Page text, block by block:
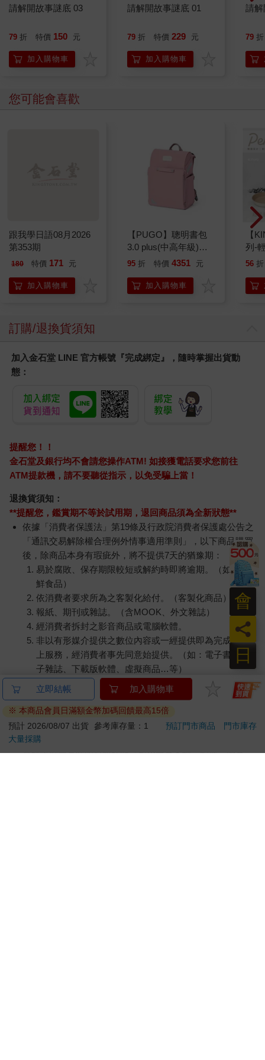
請解開故事謎底 03
79 折 特價 150 元
加入購物車
請解開故事謎底 01
79 折 特價 229 元
加入購物車
請解
79 折
您可能會喜歡
跟我學日語08月2026
第353期
180 特價 171 元
加入購物車
【PUGO】聰明書包
3.0 plus(中高年級)藕
粉 全新進化玩美上市
95 折 特價 4351 元
加入購物車
【
列-
平
56 折
訂購/退換貨須知
加入金石堂 LINE 官方帳號『完成綁定』，隨時掌握出貨動
態：
提醒您！！
金石堂及銀行均不會請您操作ATM! 如接獲電話要求您前往
ATM提款機，請不要聽從指示，以免受騙上當！
退換貨須知：
**提醒您，鑑賞期不等於試用期，退回商品須為全新狀態**
依據「消費者保護法」第19條及行政院消費者保護處公告之
「通訊交易解除權合理例外情事適用準則」，以下商品購買
後，除商品本身有瑕疵外，將不提供7天的猶豫期：
易於腐敗、保存期限較短或解約時即將逾期。（如：生
鮮食品）
依消費者要求所為之客製化給付。（客製化商品）
報紙、期刊或雜誌。（含MOOK、外文雜誌）
經消費者拆封之影音商品或電腦軟體。
非以有形媒介提供之數位內容或一經提供即為完成之線
上服務，經消費者事先同意始提供。（如：電子書、電
子雜誌、下載版軟體、虛擬商品…等）
已拆封之個人衛生用品。（如：內衣褲、刮鬍刀、除毛
若非上列種類商品，均享有到貨7天的猶豫期（含例假
日）。
辦理退換貨時，商品（組合商品恕無法接受單獨退貨）必須
是您收到商品時的原始狀態（包含商品本體、配件、贈品、
立即結帳 加入購物車
※ 本商品會員日滿額金幣加碼回饋最高15倍
預計 2026/08/07 出貨 參考庫存量：1 預訂門市商品
門市庫存
大量採購
日
員
會